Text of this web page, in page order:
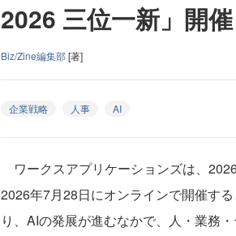
2026 三位一新」開
Biz/Zine編集部[著]
企業戦略 人事 AI
ワークスアプリケーションズは、
2026年7月28日にオンラインで開催す
り、AIの発展が進むなかで、人・業務